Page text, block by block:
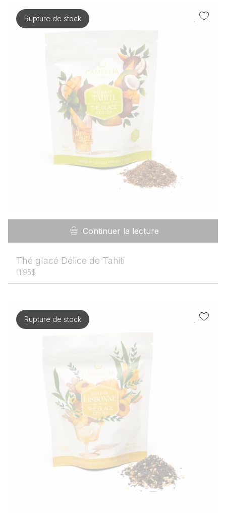
Rupture de stock
Continuer la lecture
Thé glacé Délice de Tahiti
11.95$
Rupture de stock